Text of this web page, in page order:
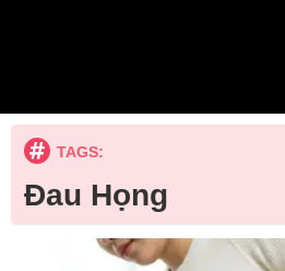
TAGS:
Đau Họng